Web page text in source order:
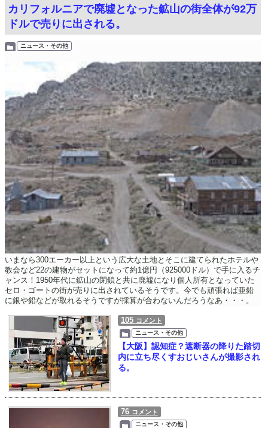
カリフォルニアで廃墟となった鉱山の街全体が92万
ドルで売りに出される。
ニュース・その他
いまなら300エーカー以上という広大な土地とそこに建てられたホテルや
教会など22の建物がセットになって約1億円（925000ドル）で手に入るチ
ャンス！1950年代に鉱山の閉鎖と共に廃墟になり個人所有となっていた
セロ・ゴートの街が売りに出されているそうです。今でも頑張れば亜鉛
に銀や鉛などが取れるそうですが採算が合わないんだろうなあ・・・。
105 コメント
ニュース・その他
【大阪】認知症？遮断器の降りた踏切
内に立ち尽くすおじいさんが撮影され
る。
76 コメント
ニュース・その他